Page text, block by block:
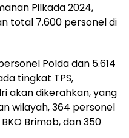
Pilkada 2024,
total 7.600 personel di
Polda dan 5.614
tingkat TPS,
akan dikerahkan, yang
wilayah, 364 personel
Brimob, dan 350